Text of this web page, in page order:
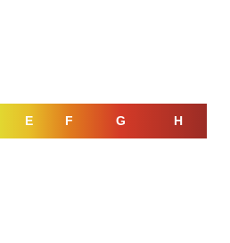
E F G H